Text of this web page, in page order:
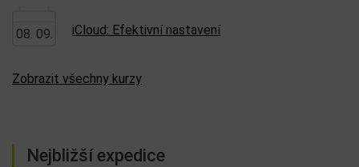
08. 09. iCloud: Efektivní nastavení
Zobrazit všechny kurzy
Nejbližší expedice